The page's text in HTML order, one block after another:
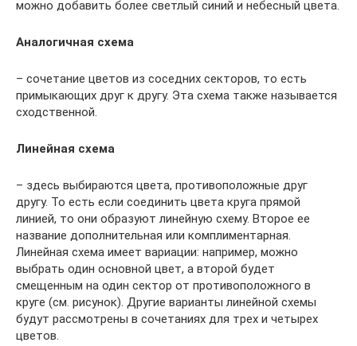
можно добавить более светлый синий и небесный цвета.
Аналогичная схема
– сочетание цветов из соседних секторов, то есть
примыкающих друг к другу. Эта схема также называется
сходственной.
Линейная схема
– здесь выбираются цвета, противоположные друг
другу. То есть если соединить цвета круга прямой
линией, то они образуют линейную схему. Второе ее
название дополнительная или комплиментарная.
Линейная схема имеет вариации: например, можно
выбрать один основной цвет, а второй будет
смещенным на один сектор от противоположного в
круге (см. рисунок). Другие варианты линейной схемы
будут рассмотрены в сочетаниях для трех и четырех
цветов.